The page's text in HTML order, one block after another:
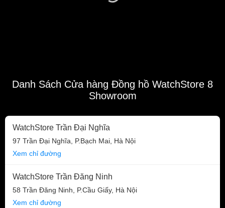
Danh Sách Cửa hàng Đồng hồ WatchStore 8
Showroom
WatchStore Trần Đại Nghĩa
97 Trần Đại Nghĩa, P.Bạch Mai, Hà Nội
Xem chỉ đường
WatchStore Trần Đăng Ninh
58 Trần Đăng Ninh, P.Cầu Giấy, Hà Nội
Xem chỉ đường